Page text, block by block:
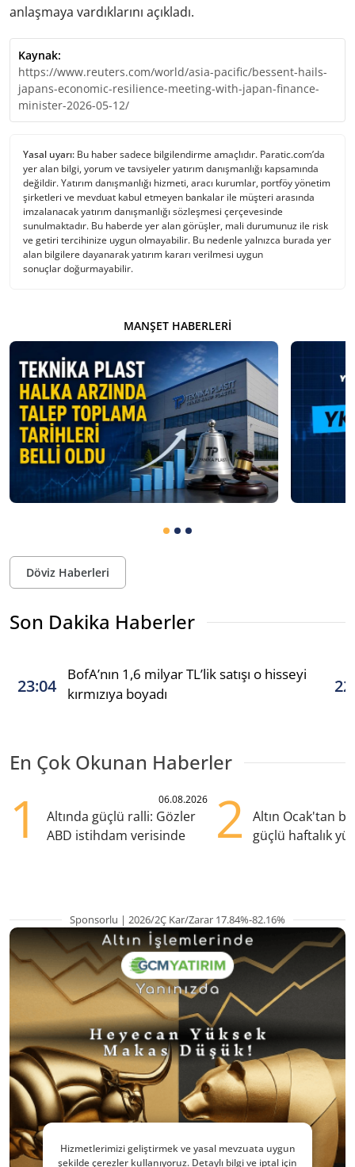
anlaşmaya vardıklarını açıkladı.
Kaynak:
https://www.reuters.com/world/asia-pacific/bessent-hails-
japans-economic-resilience-meeting-with-japan-finance-
minister-2026-05-12/
Yasal uyarı: Bu haber sadece bilgilendirme amaçlıdır. Paratic.com’da
yer alan bilgi, yorum ve tavsiyeler yatırım danışmanlığı kapsamında
değildir. Yatırım danışmanlığı hizmeti, aracı kurumlar, portföy yönetim
şirketleri ve mevduat kabul etmeyen bankalar ile müşteri arasında
imzalanacak yatırım danışmanlığı sözleşmesi çerçevesinde
sunulmaktadır. Bu haberde yer alan görüşler, mali durumunuz ile risk
ve getiri tercihinize uygun olmayabilir. Bu nedenle yalnızca burada yer
alan bilgilere dayanarak yatırım kararı verilmesi uygun
sonuçlar doğurmayabilir.
MANŞET HABERLERI
Döviz Haberleri
Son Dakika Haberler
23:04
BofA’nın 1,6 milyar TL’lik satışı o hisseyi
kırmızıya boyadı
En Çok Okunan Haberler
1 06.08.2026
Altında güçlü ralli: Gözler
ABD istihdam verisinde
2
Altın Ocak'tan
güçlü haftalık
Sponsorlu | 2026/2Ç Kar/Zarar 17.84%-82.16%
Hizmetlerimizi geliştirmek ve yasal mevzuata uygun
şekilde çerezler kullanıyoruz. Detaylı bilgi ve iptal için